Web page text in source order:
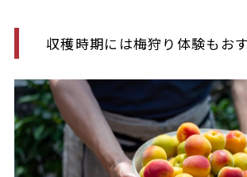
収穫時期には梅狩り体験もお